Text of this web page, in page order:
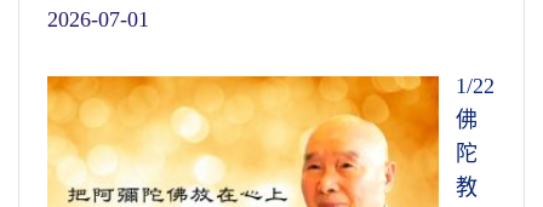
2026-07-01
1/22
佛
陀
教